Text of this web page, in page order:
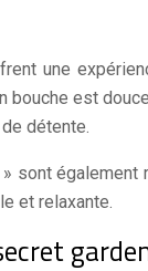
une
bouche est
détente.
sont
et relaxante.